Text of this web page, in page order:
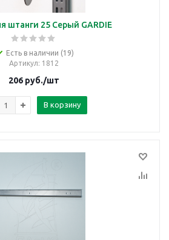
штанги 25 Серый GARDIE
Есть в наличии (19)
Артикул: 1812
206руб./шт
В корзину